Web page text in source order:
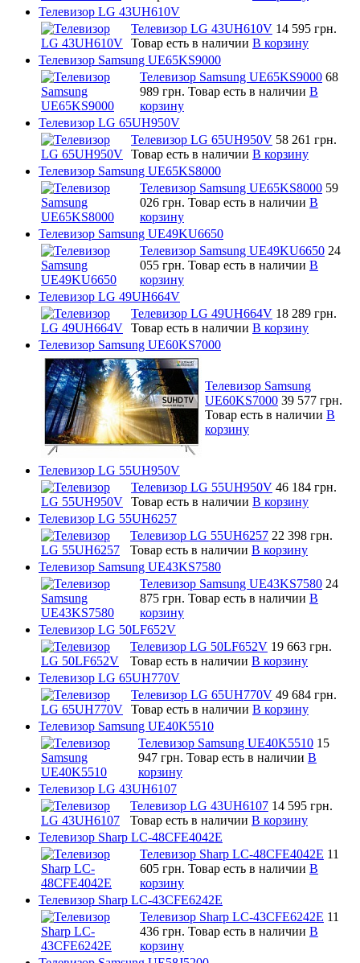
Телевизор LG 43UH610V
Телевизор LG 43UH610V 14 595 грн.
Товар есть в наличии В корзину
Телевизор Samsung UE65KS9000
Телевизор Samsung UE65KS9000 68
989 грн. Товар есть в наличии В
корзину
Телевизор LG 65UH950V
Телевизор LG 65UH950V 58 261 грн.
Товар есть в наличии В корзину
Телевизор Samsung UE65KS8000
Телевизор Samsung UE65KS8000 59
026 грн. Товар есть в наличии В
корзину
Телевизор Samsung UE49KU6650
Телевизор Samsung UE49KU6650 24
055 грн. Товар есть в наличии В
корзину
Телевизор LG 49UH664V
Телевизор LG 49UH664V 18 289 грн.
Товар есть в наличии В корзину
Телевизор Samsung UE60KS7000
Телевизор Samsung
UE60KS7000 39 577 грн.
Товар есть в наличии В
корзину
Телевизор LG 55UH950V
Телевизор LG 55UH950V 46 184 грн.
Товар есть в наличии В корзину
Телевизор LG 55UH6257
Телевизор LG 55UH6257 22 398 грн.
Товар есть в наличии В корзину
Телевизор Samsung UE43KS7580
Телевизор Samsung UE43KS7580 24
875 грн. Товар есть в наличии В
корзину
Телевизор LG 50LF652V
Телевизор LG 50LF652V 19 663 грн.
Товар есть в наличии В корзину
Телевизор LG 65UH770V
Телевизор LG 65UH770V 49 684 грн.
Товар есть в наличии В корзину
Телевизор Samsung UE40K5510
Телевизор Samsung UE40K5510 15
947 грн. Товар есть в наличии В
корзину
Телевизор LG 43UH6107
Телевизор LG 43UH6107 14 595 грн.
Товар есть в наличии В корзину
Телевизор Sharp LC-48CFE4042E
Телевизор Sharp LC-48CFE4042E 11
605 грн. Товар есть в наличии В
корзину
Телевизор Sharp LC-43CFE6242E
Телевизор Sharp LC-43CFE6242E 11
436 грн. Товар есть в наличии В
корзину